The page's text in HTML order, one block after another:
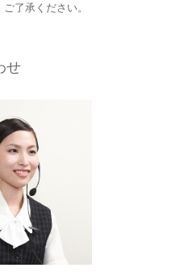
了承ください。
せ